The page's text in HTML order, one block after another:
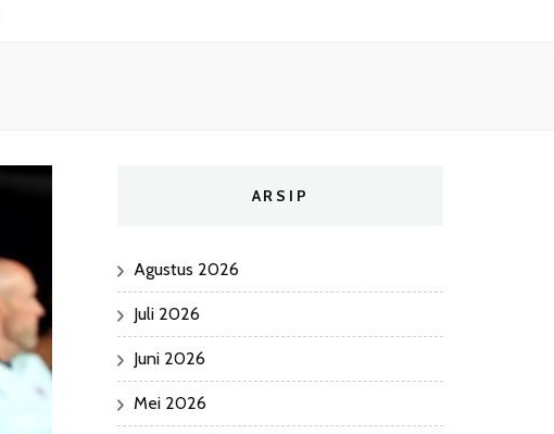
ARSIP
Agustus 2026
Juli 2026
Juni 2026
Mei 2026